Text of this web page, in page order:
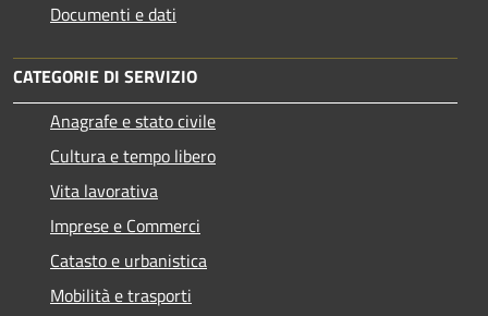
Documenti e dati
CATEGORIE DI SERVIZIO
Anagrafe e stato civile
Cultura e tempo libero
Vita lavorativa
Imprese e Commerci
Catasto e urbanistica
Mobilità e trasporti